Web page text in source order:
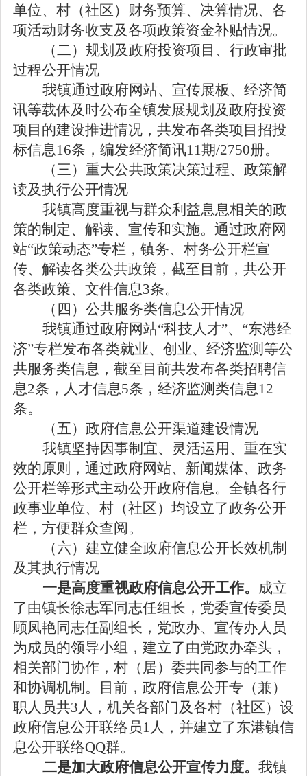
单位、村（社区）财务预算、决算情况、各
项活动财务收支及各项政策资金补贴情况。
（二）规划及政府投资项目、行政审批
过程公开情况
我镇通过政府网站、宣传展板、经济简
讯等载体及时公布全镇发展规划及政府投资
项目的建设推进情况，共发布各类项目招投
标信息16条，编发经济简讯11期/2750册。
（三）重大公共政策决策过程、政策解
读及执行公开情况
我镇高度重视与群众利益息息相关的政
策的制定、解读、宣传和实施。通过政府网
站“政策动态”专栏，镇务、村务公开栏宣
传、解读各类公共政策，截至目前，共公开
各类政策、文件信息3条。
（四）公共服务类信息公开情况
我镇通过政府网站“科技人才”、“东港经
济”专栏发布各类就业、创业、经济监测等公
共服务类信息，截至目前共发布各类招聘信
息2条，人才信息5条，经济监测类信息12
条。
（五）政府信息公开渠道建设情况
我镇坚持因事制宜、灵活运用、重在实
效的原则，通过政府网站、新闻媒体、政务
公开栏等形式主动公开政府信息。全镇各行
政事业单位、村（社区）均设立了政务公开
栏，方便群众查阅。
（六）建立健全政府信息公开长效机制
及其执行情况
一是高度重视政府信息公开工作。 成立
了由镇长徐志军同志任组长，党委宣传委员
顾凤艳同志任副组长，党政办、宣传办人员
为成员的领导小组，建立了由党政办牵头，
相关部门协作，村（居）委共同参与的工作
和协调机制。目前，政府信息公开专（兼）
职人员共3人，机关各部门及各村（社区）设
政府信息公开联络员1人，并建立了东港镇信
息公开联络QQ群。
二是加大政府信息公开宣传力度。 我镇